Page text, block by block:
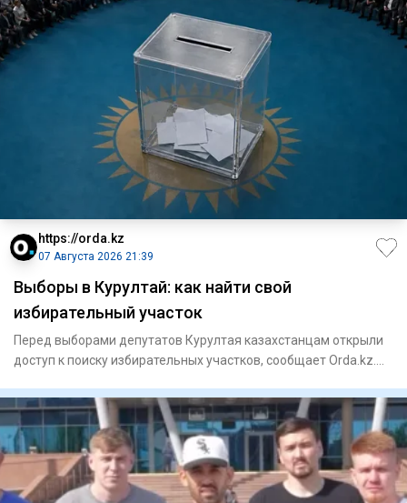
https://orda.kz
07 Августа 2026 21:39
Выборы в Курултай: как найти свой
избирательный участок
Перед выборами депутатов Курултая казахстанцам открыли
доступ к поиску избирательных участков, сообщает Orda.kz.